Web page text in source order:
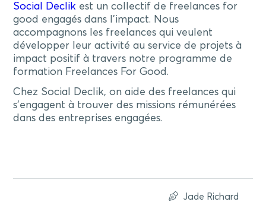
Social Declik est un collectif de freelances for
good engagés dans l’impact. Nous
accompagnons les freelances qui veulent
développer leur activité au service de projets à
impact positif à travers notre programme de
formation Freelances For Good.
Chez Social Declik, on aide des freelances qui
s’engagent à trouver des missions rémunérées
dans des entreprises engagées.
Jade Richard